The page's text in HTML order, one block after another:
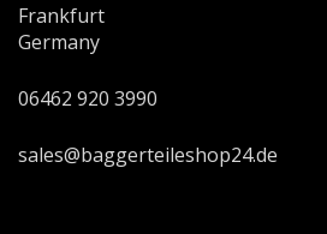
Frankfurt
Germany
06462 920 3990
sales@baggerteileshop24.de